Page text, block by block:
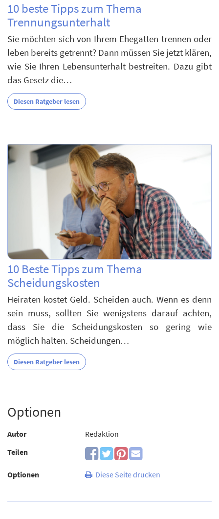
10 beste Tipps zum Thema
Trennungsunterhalt
Sie möchten sich von Ihrem Ehegatten trennen oder
leben bereits getrennt? Dann müssen Sie jetzt klären,
wie Sie Ihren Lebensunterhalt bestreiten. Dazu gibt
das Gesetz die…
Diesen Ratgeber lesen
10 Beste Tipps zum Thema
Scheidungskosten
Heiraten kostet Geld. Scheiden auch. Wenn es denn
sein muss, sollten Sie wenigstens darauf achten,
dass Sie die Scheidungskosten so gering wie
möglich halten. Scheidungen…
Diesen Ratgeber lesen
Optionen
Autor
Redaktion
Teilen
Optionen Diese Seite drucken